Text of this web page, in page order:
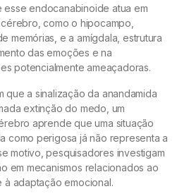
esse endocanabinoide atua em
como o hipocampo,
memórias, e a amígdala, estrutura
das emoções e na
potencialmente ameaçadoras.
que a sinalização da anandamida
extinção do medo, um
aprende que uma situação
como perigosa já não representa a
motivo, pesquisadores investigam
em mecanismos relacionados ao
adaptação emocional.